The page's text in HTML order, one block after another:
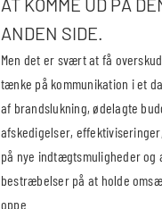
AT KOMME UD PÅ
ANDEN SIDE.
Men det er svært at få
tænke på kommunikation i et
af brandslukning, ødelagte
afskedigelser,
på nye indtægtsmuligheder og
bestræbelser på at holde
oppe.